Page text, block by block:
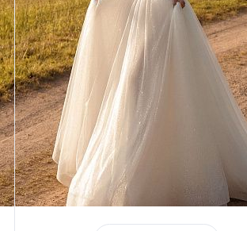
Размеры
42, 44, 46, 48, 50, 52,
58
Цвет
Айвори
Силуэт
Пышный
Кружево
Жемчуг
Юбка
Европейка эконом +
хорс
Глиттер
Мерцание новое 4,5
Шлейф
Рукав
31